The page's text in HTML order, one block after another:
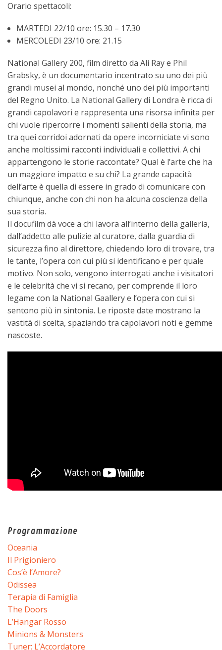
Eventi
Trasparenza
Contatti
Orario spettacoli:
MARTEDI 22/10 ore: 15.30 – 17.30
MERCOLEDI 23/10 ore: 21.15
National Gallery 200, film diretto da Ali Ray e Phil
Grabsky, è un documentario incentrato su uno dei più
grandi musei al mondo, nonché uno dei più importanti
del Regno Unito. La National Gallery di Londra è ricca di
grandi capolavori e rappresenta una risorsa infinita per
chi vuole ripercorre i momenti salienti della storia, ma
tra quei corridoi adornati da opere incorniciate vi sono
anche moltissimi racconti individuali e collettivi. A chi
appartengono le storie raccontate? Qual è l’arte che ha
un maggiore impatto e su chi? La grande capacità
dell’arte è quella di essere in grado di comunicare con
chiunque, anche con chi non ha alcuna coscienza della
sua storia.
Il docufilm dà voce a chi lavora all’interno della galleria,
dall’addetto alle pulizie al curatore, dalla guardia di
sicurezza fino al direttore, chiedendo loro di trovare, tra
le tante, l’opera con cui più si identificano e per quale
motivo. Non solo, vengono interrogati anche i visitatori
e le celebrità che vi si recano, per comprende il loro
legame con la National Gaallery e l’opera con cui si
sentono più in sintonia. Le riposte date mostrano la
vastità di scelta, spaziando tra capolavori noti e gemme
nascoste.
Programmazione
Oceania
Il Prigioniero
Cos’è l’Amore?
Odissea
Terapia di Famiglia
The Doors
L’Hangar Rosso
Minions & Monsters
Tuner: L’Accordatore